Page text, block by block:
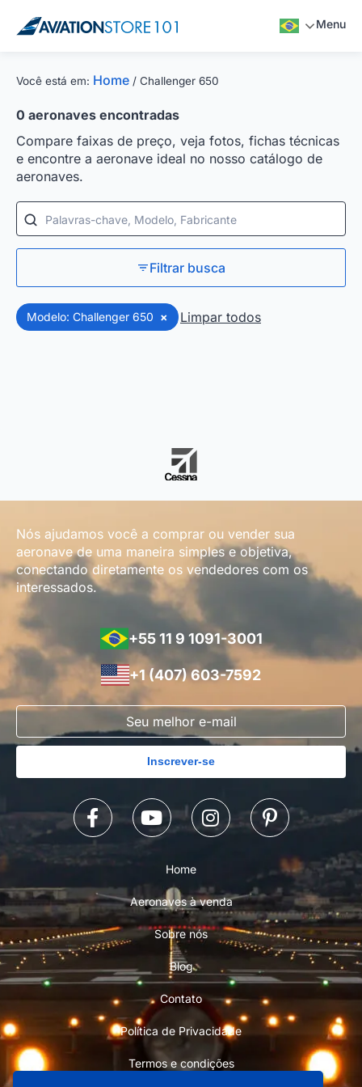
Menu
Você está em: Home / Challenger 650
0 aeronaves encontradas
Compare faixas de preço, veja fotos, fichas técnicas
e encontre a aeronave ideal no nosso catálogo de
aeronaves.
Palavras-chave, Modelo, Fabricante
Filtrar busca
Modelo: Challenger 650 × Limpar todos
Nós ajudamos você a comprar ou vender sua
aeronave de uma maneira simples e objetiva,
conectando diretamente os vendedores com os
interessados.
+55 11 9 1091-3001
+1 (407) 603-7592
Inscrever-se
Home
Aeronaves à venda
Sobre nós
Blog
Contato
Política de Privacidade
Termos e condições